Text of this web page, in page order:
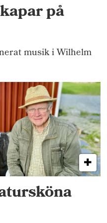
på
musik i Wilhelm